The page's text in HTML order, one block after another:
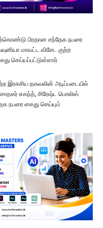
பிரதான சந்தேக நபரை
மாவட்ட விசேட குற்ற
செய்யப்பட்டுள்ளார்
இரகசிய தகவலின் அடிப்படையில்
சுகந்த், சிரேஷ்ட பொலிஸ்
நபரை கைது செய்யும்